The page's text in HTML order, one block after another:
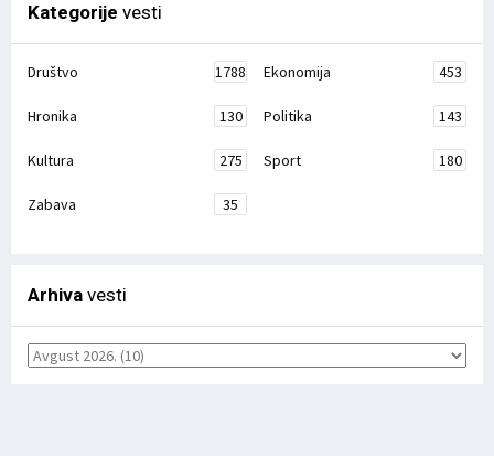
Kategorije vesti
Društvo 1788 Ekonomija 453
Hronika 130 Politika 143
Kultura 275 Sport 180
Zabava 35
Arhiva vesti